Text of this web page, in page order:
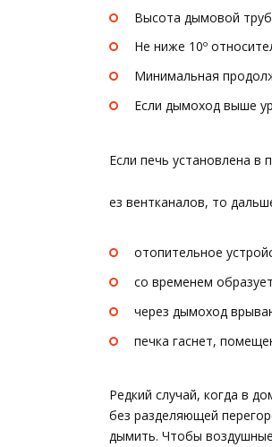
Высота дымовой
Не ниже 10º
Минимальная
Если дымоход выше
Если печь установлена
ез вентканалов, то
отопительное
со временем
через дымоход
печка гаснет,
Редкий случай, когда в
без разделяющей
дымить. Чтобы воздушные